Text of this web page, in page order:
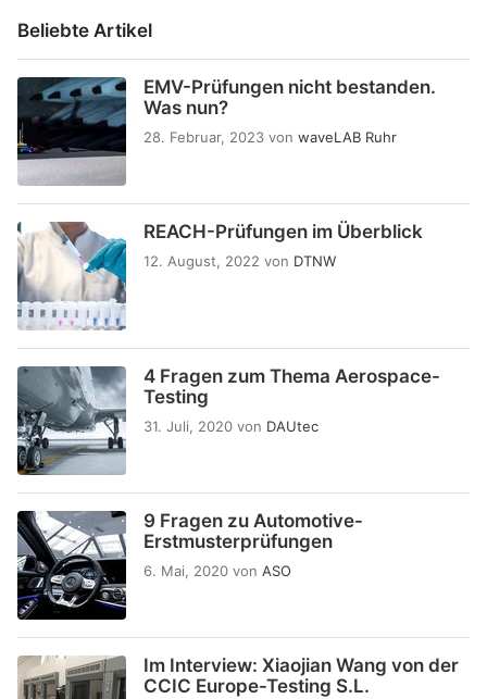
Beliebte Artikel
EMV-Prüfungen nicht bestanden.
Was nun?
28. Februar, 2023 von waveLAB Ruhr
REACH-Prüfungen im Überblick
12. August, 2022 von DTNW
4 Fragen zum Thema Aerospace-
Testing
31. Juli, 2020 von DAUtec
9 Fragen zu Automotive-
Erstmusterprüfungen
6. Mai, 2020 von ASO
Im Interview: Xiaojian Wang von der
CCIC Europe-Testing S.L.